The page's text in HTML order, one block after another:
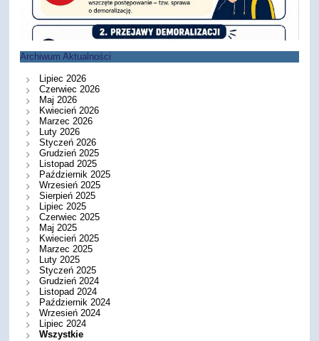
Archiwum Aktualności
Lipiec 2026
Czerwiec 2026
Maj 2026
Kwiecień 2026
Marzec 2026
Luty 2026
Styczeń 2026
Grudzień 2025
Listopad 2025
Październik 2025
Wrzesień 2025
Sierpień 2025
Lipiec 2025
Czerwiec 2025
Maj 2025
Kwiecień 2025
Marzec 2025
Luty 2025
Styczeń 2025
Grudzień 2024
Listopad 2024
Październik 2024
Wrzesień 2024
Lipiec 2024
Wszystkie